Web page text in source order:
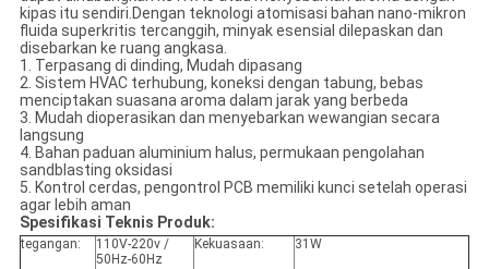
kipas itu sendiri.Dengan teknologi atomisasi bahan nano-mikron
fluida superkritis tercanggih, minyak esensial dilepaskan dan
disebarkan ke ruang angkasa.
1. Terpasang di dinding, Mudah dipasang
2. Sistem HVAC terhubung, koneksi dengan tabung, bebas
menciptakan suasana aroma dalam jarak yang berbeda
3. Mudah dioperasikan dan menyebarkan wewangian secara
langsung
4. Bahan paduan aluminium halus, permukaan pengolahan
sandblasting oksidasi
5. Kontrol cerdas, pengontrol PCB memiliki kunci setelah operasi
agar lebih aman
Spesifikasi Teknis Produk:
tegangan:
110V-220v /
50Hz-60Hz
Kekuasaan: 31W